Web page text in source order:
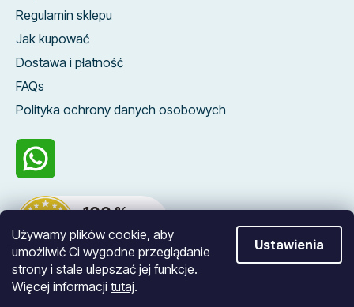
Używamy plików cookie, aby
umożliwić Ci wygodne przeglądanie
strony i stale ulepszać jej funkcje.
Więcej informacji tutaj.
Ustawienia
Regulamin sklepu
Jak kupować
Dostawa i płatność
FAQs
Polityka ochrony danych osobowych
100 %
zákazníků nás
doporučuje